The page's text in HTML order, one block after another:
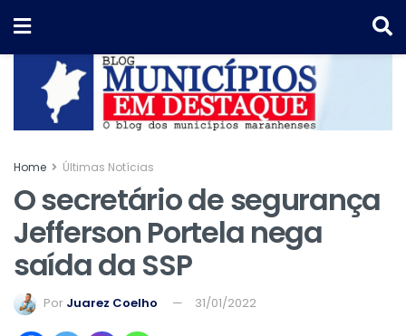
Home Últimas Notícias
O secretário de segurança
Jefferson Portela nega
saída da SSP
Por Juarez Coelho 31/01/2022